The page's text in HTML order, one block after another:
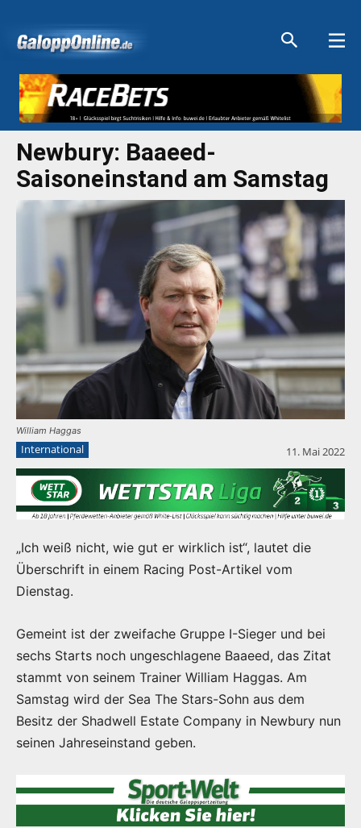
Newbury: Baaeed-
Saisoneinstand am Samstag
William Haggas
International 11. Mai 2022
„Ich weiß nicht, wie gut er wirklich ist“, lautet die
Überschrift in einem Racing Post-Artikel vom
Dienstag.
Gemeint ist der zweifache Gruppe I-Sieger und bei
sechs Starts noch ungeschlagene Baaeed, das Zitat
stammt von seinem Trainer William Haggas. Am
Samstag wird der Sea The Stars-Sohn aus dem
Besitz der Shadwell Estate Company in Newbury nun
seinen Jahreseinstand geben.